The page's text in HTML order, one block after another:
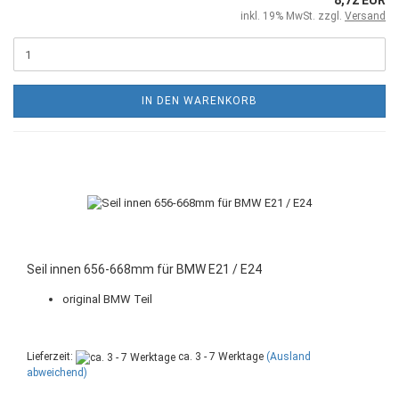
inkl. 19% MwSt. zzgl. Versand
IN DEN WARENKORB
Seil innen 656-668mm für BMW E21 / E24
original BMW Teil
Lieferzeit: ca. 3 - 7 Werktage (Ausland
abweichend)